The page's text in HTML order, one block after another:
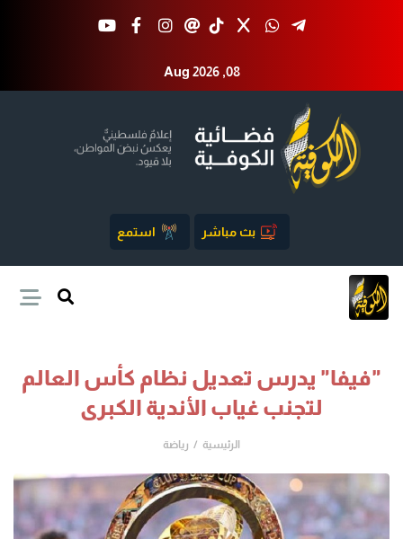
Aug 2026 ,08
بث مباشر استمع
"فيفا" يدرس تعديل نظام كأس العالم
لتجنب غياب الأندية الكبرى
الرئيسية رياضة